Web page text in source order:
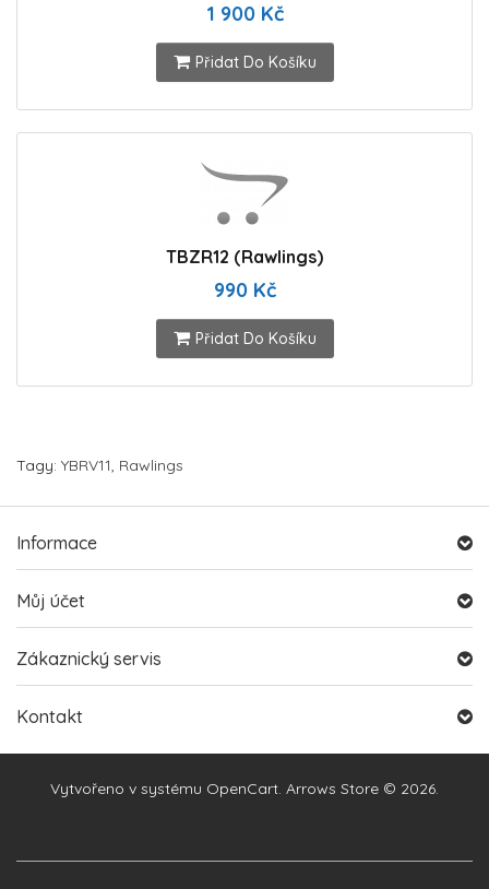
1 900 Kč
Přidat Do Košíku
TBZR12 (Rawlings)
990 Kč
Přidat Do Košíku
Tagy: YBRV11, Rawlings
Informace
Můj účet
Zákaznický servis
Kontakt
Vytvořeno v systému OpenCart. Arrows Store © 2026.